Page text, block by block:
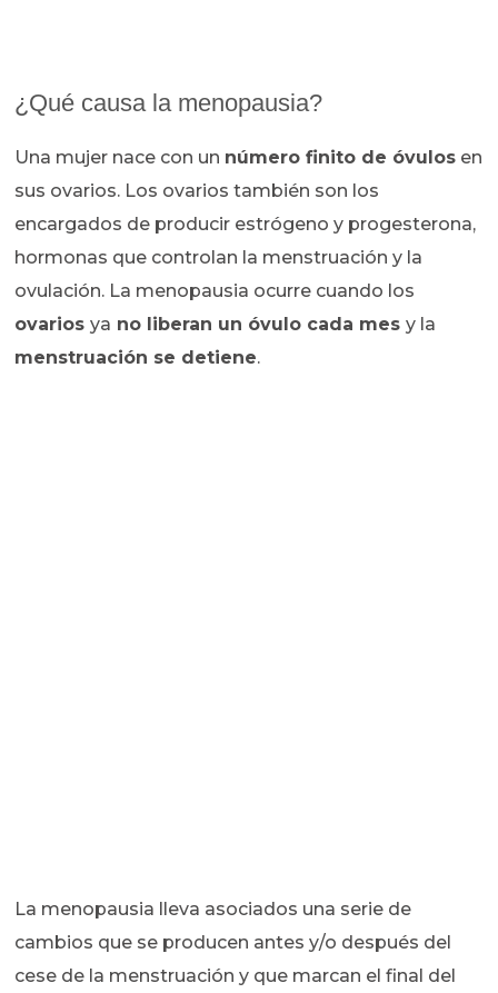
¿Qué causa la menopausia?
Una mujer nace con un número finito de óvulos en
sus ovarios. Los ovarios también son los
encargados de producir estrógeno y progesterona,
hormonas que controlan la menstruación y la
ovulación. La menopausia ocurre cuando los
ovariosya no liberan un óvulo cada mesy la
menstruación se detiene.
La menopausia lleva asociados una serie de
cambios que se producen antes y/o después del
cese de la menstruación y que marcan el final del